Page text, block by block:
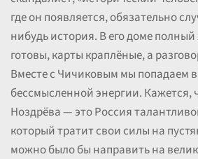
где он появляется, обязательно
нибудь история. В его доме
готовы, карты краплёные, а
Вместе с Чичиковым мы попадаем в
бессмысленной энергии. Кажется,
Ноздрёва — это Россия
который тратит свои силы на
можно было бы направить на